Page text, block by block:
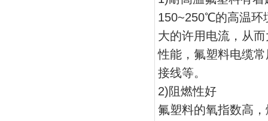
150~250℃的高温环
大的许用电流，从
性能，氟塑料电缆
接线等。
2)阻燃性好
氟塑料的氧指数高